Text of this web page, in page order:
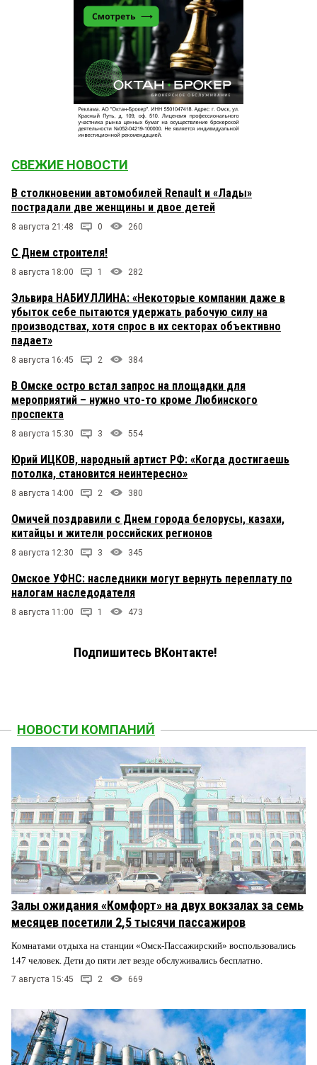
СВЕЖИЕ НОВОСТИ
В столкновении автомобилей Renault и «Лады»
пострадали две женщины и двое детей
8 августа 21:48 0 260
С Днем строителя!
8 августа 18:00 1 282
Эльвира НАБИУЛЛИНА: «Некоторые компании даже в
убыток себе пытаются удержать рабочую силу на
производствах, хотя спрос в их секторах объективно
падает»
8 августа 16:45 2 384
В Омске остро встал запрос на площадки для
мероприятий – нужно что-то кроме Любинского
проспекта
8 августа 15:30 3 554
Юрий ИЦКОВ, народный артист РФ: «Когда достигаешь
потолка, становится неинтересно»
8 августа 14:00 2 380
Омичей поздравили с Днем города белорусы, казахи,
китайцы и жители российских регионов
8 августа 12:30 3 345
Омское УФНС: наследники могут вернуть переплату по
налогам наследодателя
8 августа 11:00 1 473
Подпишитесь ВКонтакте!
НОВОСТИ КОМПАНИЙ
Залы ожидания «Комфорт» на двух вокзалах за семь
месяцев посетили 2,5 тысячи пассажиров
Комнатами отдыха на станции «Омск-Пассажирский» воспользовались
147 человек. Дети до пяти лет везде обслуживались бесплатно.
7 августа 15:45 2 669